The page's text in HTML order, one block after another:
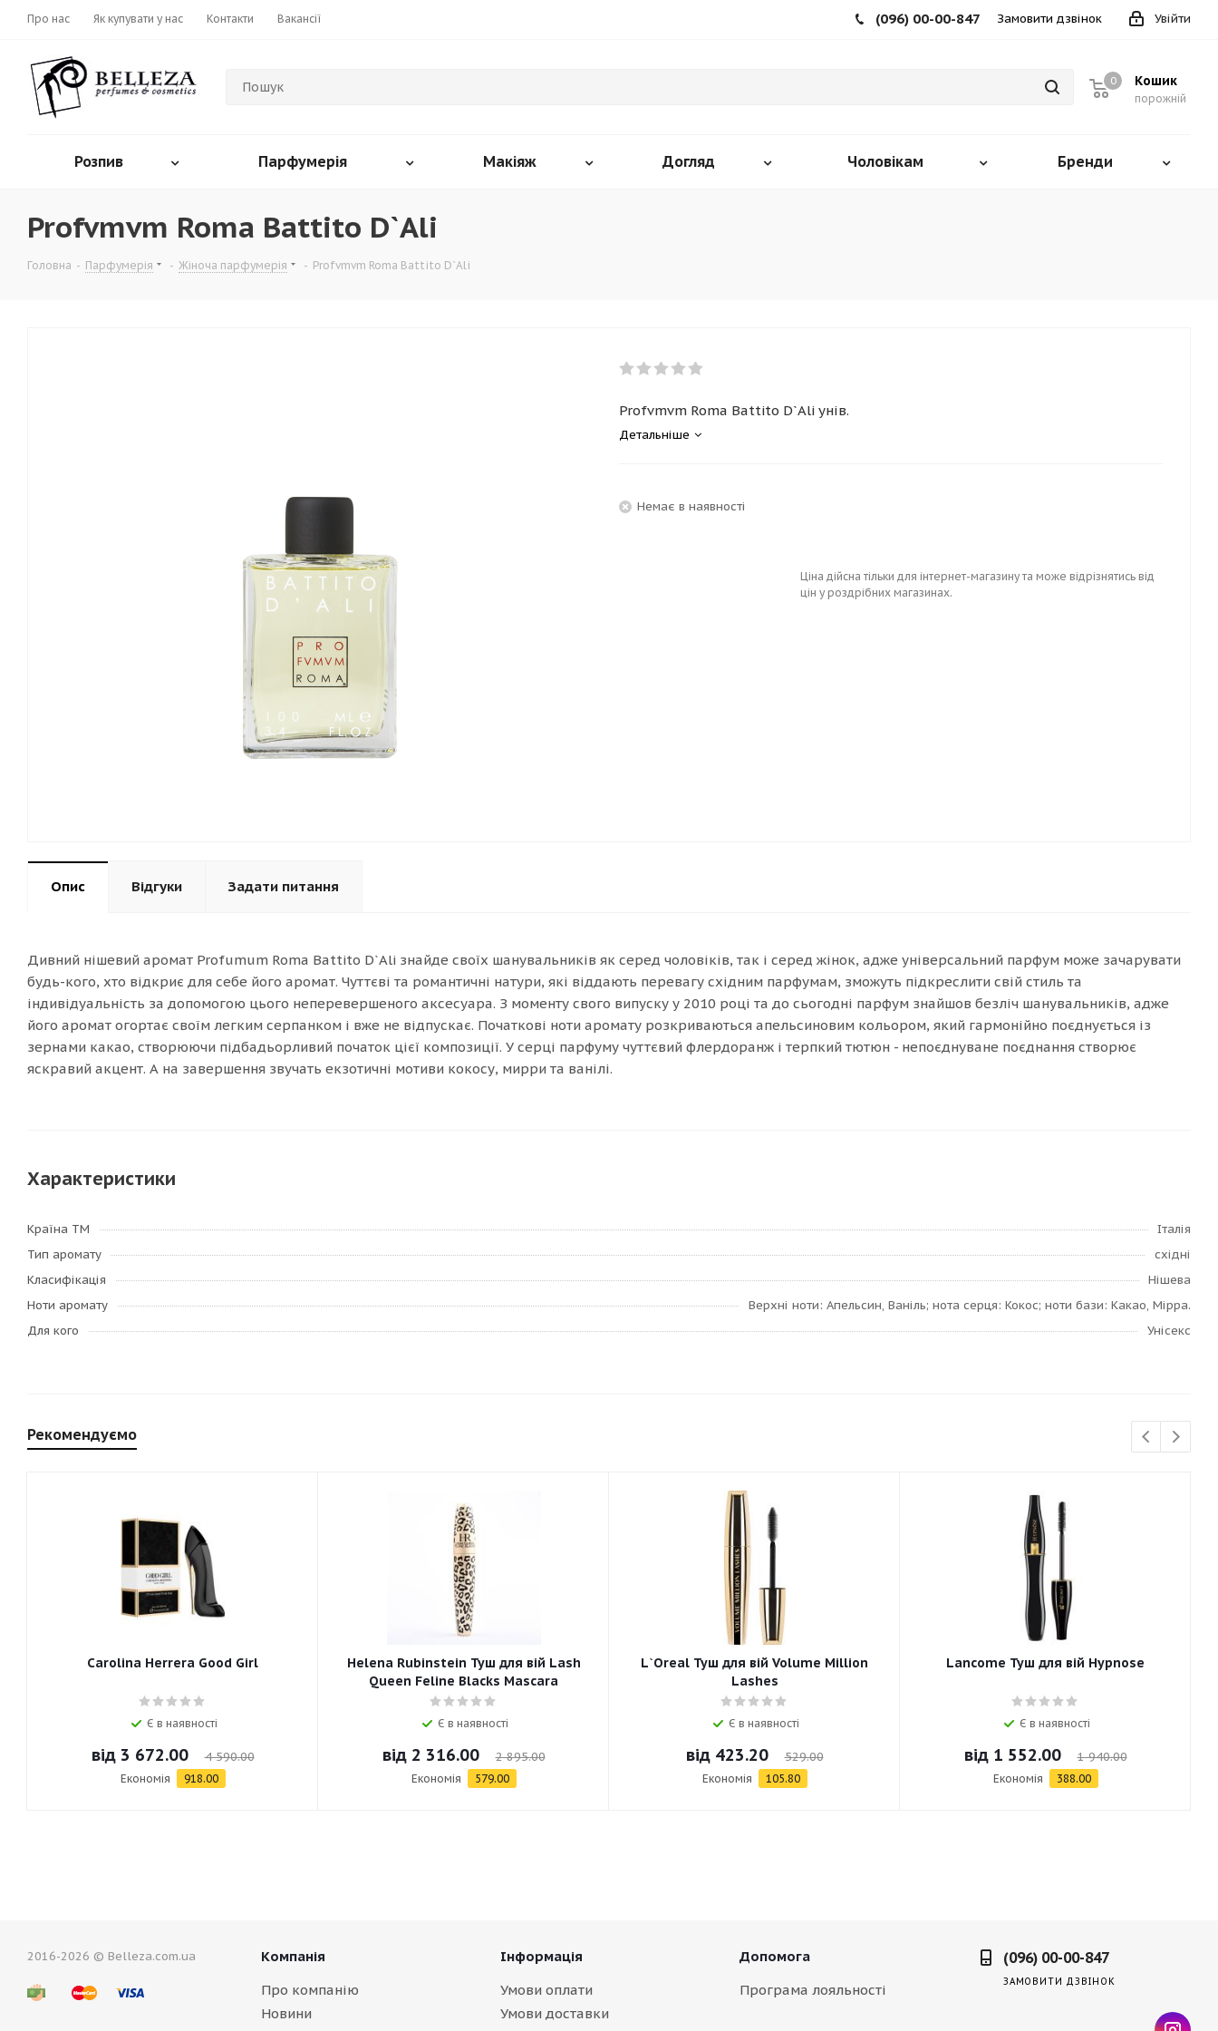
Про нас Як купувати у нас Контакти Вакансії Увійти
(096) 00-00-847 Замовити дзвінок
Кошик
порожній
0
Розпив Парфумерія Макіяж Догляд Чоловікам Бренди
Profvmvm Roma Battito D`Ali
Головна - Парфумерія - Жіноча парфумерія - Profvmvm Roma Battito D`Ali
Profvmvm Roma Battito D`Ali унів.
Детальніше
Немає в наявності
Ціна дійсна тільки для інтернет-магазину та може відрізнятись від
цін у роздрібних магазинах.
Опис Відгуки Задати питання
Дивний нішевий аромат Profumum Roma Battito D`Ali знайде своїх шанувальників як серед чоловіків, так і серед жінок, адже універсальний парфум може зачарувати
будь-кого, хто відкриє для себе його аромат. Чуттєві та романтичні натури, які віддають перевагу східним парфумам, зможуть підкреслити свій стиль та
індивідуальність за допомогою цього неперевершеного аксесуара. З моменту свого випуску у 2010 році та до сьогодні парфум знайшов безліч шанувальників, адже
його аромат огортає своїм легким серпанком і вже не відпускає. Початкові ноти аромату розкриваються апельсиновим кольором, який гармонійно поєднується із
зернами какао, створюючи підбадьорливий початок цієї композиції. У серці парфуму чуттєвий флердоранж і терпкий тютюн - непоєднуване поєднання створює
яскравий акцент. А на завершення звучать екзотичні мотиви кокосу, мирри та ванілі.
Характеристики
Країна ТМ
Італія
Тип аромату
східні
Класифікація
Нішева
Ноти аромату
Верхні ноти: Апельсин, Ваніль; нота серця: Кокос; ноти бази: Какао, Мірра.
Для кого
Унісекс
Рекомендуємо
Carolina Herrera Good Girl
Є в наявності
від 3 672.00 4 590.00
Економія 918.00
Helena Rubinstein Туш для вій Lash
Queen Feline Blacks Mascara
Є в наявності
від 2 316.00 2 895.00
Економія 579.00
L`Oreal Туш для вій Volume Million
Lashes
Є в наявності
від 423.20 529.00
Економія 105.80
Lancome Туш для вій Hypnose
Є в наявності
від 1 552.00 1 940.00
Економія 388.00
2016-2026 © Belleza.com.ua
Компанія
Про компанію
Новини
Інформація
Умови оплати
Умови доставки
Допомога
Програма лояльності
(096) 00-00-847
ЗАМОВИТИ ДЗВІНОК